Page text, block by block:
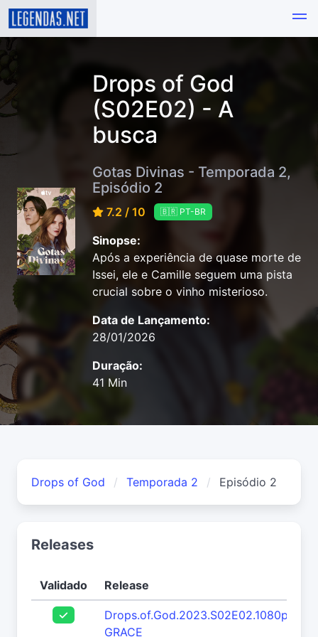
Drops of God
(S02E02) - A
busca
Gotas Divinas - Temporada 2,
Episódio 2
7.2 / 10 🇧🇷 PT-BR
Sinopse:
Após a experiência de quase morte de
Issei, ele e Camille seguem uma pista
crucial sobre o vinho misterioso.
Data de Lançamento:
28/01/2026
Duração:
41 Min
Drops of God Temporada 2 Episódio 2
Releases
Validado Release
GRACE